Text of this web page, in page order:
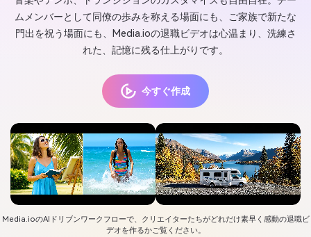
ムメンバーとして同僚の歩みを称える場面にも、ご家族で新たな
門出を祝う場面にも、Media.ioの退職ビデオは心温まり、洗練さ
れた、記憶に残る仕上がりです。
今すぐ作成
Media.ioのAIドリブンワークフローで、クリエイターたちがどれだけ素早く感動の退職ビ
デオを作るかご覧ください。